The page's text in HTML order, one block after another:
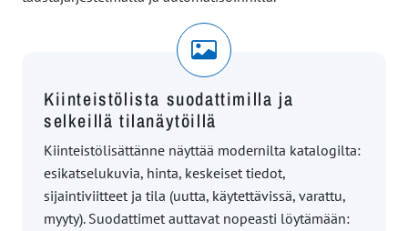
Kiinteistölista suodattimilla ja
selkeillä tilanäytöillä
Kiinteistölisättänne näyttää modernilta katalogilta:
esikatselukuvia, hinta, keskeiset tiedot,
sijaintiviitteet ja tila (uutta, käytettävissä, varattu,
myyty). Suodattimet auttavat nopeasti löytämään: